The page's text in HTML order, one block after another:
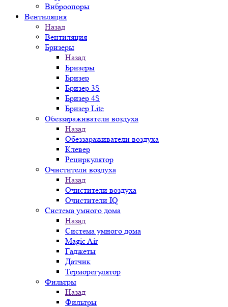
Виброопоры
Вентиляция
Назад
Вентиляция
Бризеры
Назад
Бризеры
Бризер
Бризер 3S
Бризер 4S
Бризер Lite
Обеззараживатели воздуха
Назад
Обеззараживатели воздуха
Клевер
Рециркулятор
Очистители воздуха
Назад
Очистители воздуха
Очистители IQ
Система умного дома
Назад
Система умного дома
Magic Air
Гаджеты
Датчик
Терморегулятор
Фильтры
Назад
Фильтры